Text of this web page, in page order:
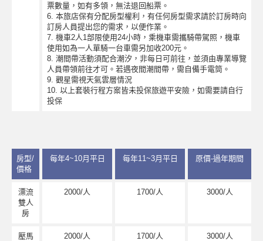
票數量，如有多領，無法退回船票。
6. 本旅店保有分配房型權利，有任何房型需求請於訂房時向
訂房人員提出您的需求，以便作業。
7. 機車2人1部限使用24小時，乘機車需攜騎帶駕照，機車
使用如為一人單騎一台車需另加收200元。
8. 潮間帶活動須配合潮汐，非每日可前往，並須由專業導覽
人員帶領前往才可。若遇夜間潮間帶，需自備手電筒。
9. 觀星需視天氣雲層情況
10. 以上套裝行程方案皆未投保旅遊平安險，如需要請自行
投保
房型/
價格
每年4~10月平日 每年11~3月平日 原價-過年期間
漂流
雙人
房
2000/人 1700/人 3000/人
壓馬
2000/人 1700/人 3000/人